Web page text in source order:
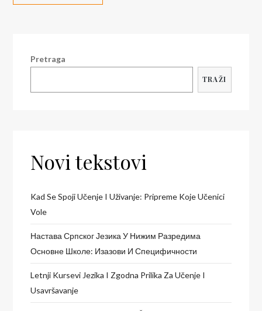
Pretraga
TRAŽI
Novi tekstovi
Kad Se Spoji Učenje I Uživanje: Pripreme Koje Učenici
Vole
Настава Српског Језика У Нижим Разредима
Основне Школе: Изазови И Специфичности
Letnji Kursevi Jezika I Zgodna Prilika Za Učenje I
Usavršavanje